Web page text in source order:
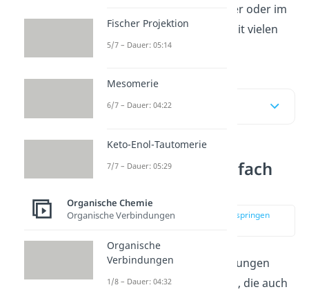
musst, erklären wir dir hier oder im
VideoSchritt für Schritt mit vielen
Beispielen.
Inhaltsübersicht
Nomenklatur einfach
zur Stelle im Video springen
Damit chemische Verbindungen
einheitliche Namen haben, die auch
Fischer Projektion
5/7 – Dauer: 05:14
Mesomerie
6/7 – Dauer: 04:22
Keto-Enol-Tautomerie
7/7 – Dauer: 05:29
Organische Chemie
Organische Verbindungen
Organische
Verbindungen
1/8 – Dauer: 04:32